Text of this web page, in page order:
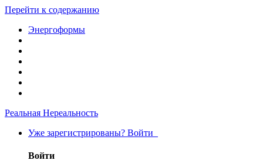
Перейти к содержанию
Энергоформы
Реальная Нереальность
Уже зарегистрированы? Войти
Войти